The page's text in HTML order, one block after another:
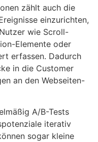
zählt auch die
einzurichten,
wie Scroll-
Elemente oder
erfassen. Dadurch
in die Customer
an den Webseiten-
A/B-Tests
iterativ
sogar kleine